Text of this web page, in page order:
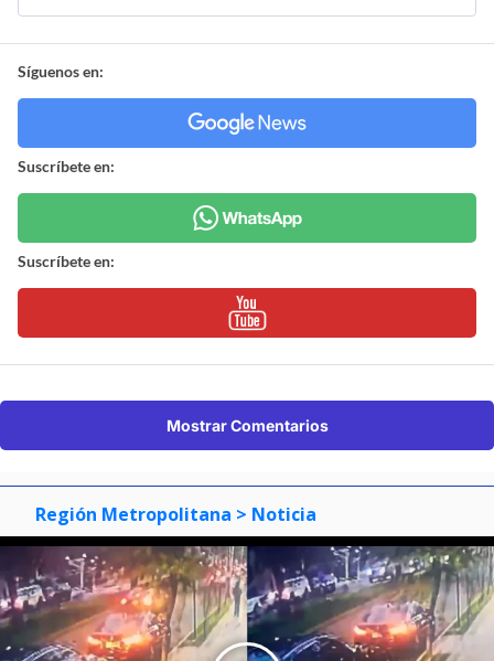
Síguenos en:
Suscríbete en:
Suscríbete en:
Mostrar Comentarios
Región Metropolitana > Noticia